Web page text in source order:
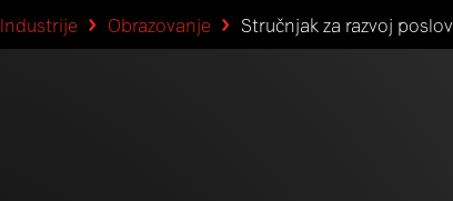
Industrije Obrazovanje Stručnjak za razvoj